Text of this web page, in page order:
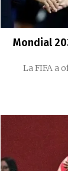
Mondial
La FIFA a